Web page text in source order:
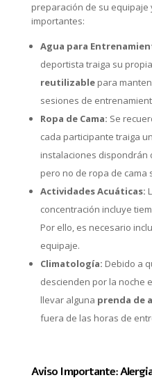
preparación de su
importantes:
Agua para
deportista traiga su propia
reutilizablepara
sesiones de
Ropa de Cama: Se
cada participante traiga un
instalaciones dispondrán
pero no de ropa de cama
Actividades Acuáticas:
concentración incluye
Por ello, es necesario
equipaje.
Climatología: Debido a
descienden por la noche
llevar alguna prenda de
fuera de las horas de
Aviso Importante: